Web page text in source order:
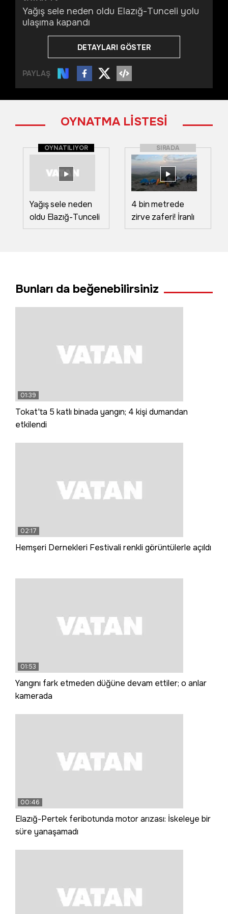
Yağış sele neden oldu Elazığ-Tunceli yolu
ulaşıma kapandı
DETAYLARI GÖSTER
PAYLAŞ
OYNATMA LİSTESİ
OYNATILIYOR
Yağış sele neden
oldu Elazığ-Tunceli
yolu ulaşıma
SIRADA
4 bin metrede
zirve zaferi! İranlı
ekip Süphan’ı
Bunları da beğenebilirsiniz
01:39
Tokat'ta 5 katlı binada yangın; 4 kişi dumandan
etkilendi
02:17
Hemşeri Dernekleri Festivali renkli görüntülerle açıldı
01:53
Yangını fark etmeden düğüne devam ettiler; o anlar
kamerada
00:46
Elazığ-Pertek feribotunda motor arızası: İskeleye bir
süre yanaşamadı